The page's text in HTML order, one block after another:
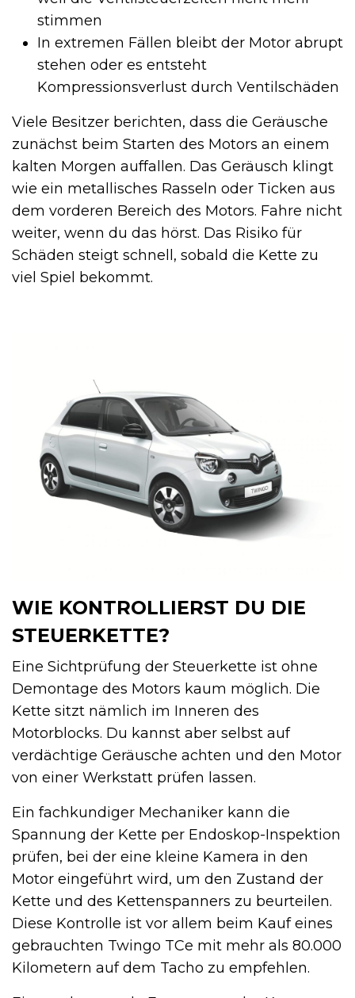
stimmen
In extremen Fällen bleibt der Motor abrupt
stehen oder es entsteht
Kompressionsverlust durch Ventilschäden
Viele Besitzer berichten, dass die Geräusche
zunächst beim Starten des Motors an einem
kalten Morgen auffallen. Das Geräusch klingt
wie ein metallisches Rasseln oder Ticken aus
dem vorderen Bereich des Motors. Fahre nicht
weiter, wenn du das hörst. Das Risiko für
Schäden steigt schnell, sobald die Kette zu
viel Spiel bekommt.
WIE KONTROLLIERST DU DIE
STEUERKETTE?
Eine Sichtprüfung der Steuerkette ist ohne
Demontage des Motors kaum möglich. Die
Kette sitzt nämlich im Inneren des
Motorblocks. Du kannst aber selbst auf
verdächtige Geräusche achten und den Motor
von einer Werkstatt prüfen lassen.
Ein fachkundiger Mechaniker kann die
Spannung der Kette per Endoskop-Inspektion
prüfen, bei der eine kleine Kamera in den
Motor eingeführt wird, um den Zustand der
Kette und des Kettenspanners zu beurteilen.
Diese Kontrolle ist vor allem beim Kauf eines
gebrauchten Twingo TCe mit mehr als 80.000
Kilometern auf dem Tacho zu empfehlen.